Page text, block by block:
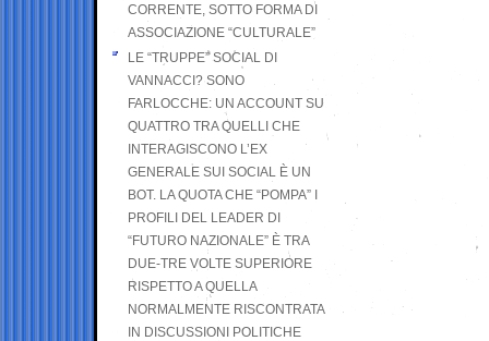
CORRENTE, SOTTO FORMA DI
ASSOCIAZIONE “CULTURALE”
LE “TRUPPE” SOCIAL DI
VANNACCI? SONO
FARLOCCHE: UN ACCOUNT SU
QUATTRO TRA QUELLI CHE
INTERAGISCONO L’EX
GENERALE SUI SOCIAL È UN
BOT. LA QUOTA CHE “POMPA” I
PROFILI DEL LEADER DI
“FUTURO NAZIONALE” È TRA
DUE-TRE VOLTE SUPERIORE
RISPETTO A QUELLA
NORMALMENTE RISCONTRATA
IN DISCUSSIONI POLITICHE